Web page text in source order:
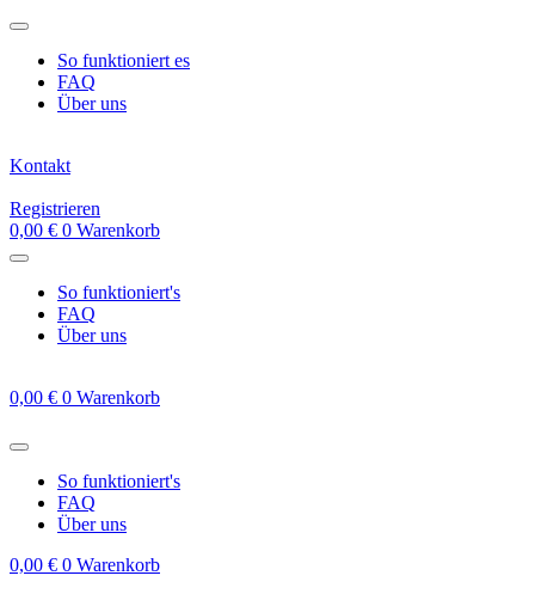
Zum
springenSo funktioniert es
FAQ
Über uns
Kontakt
Registrieren
0,00 € 0 Warenkorb
So funktioniert's
FAQ
Über uns
0,00 € 0 Warenkorb
So funktioniert's
FAQ
Über uns
0,00 € 0 Warenkorb